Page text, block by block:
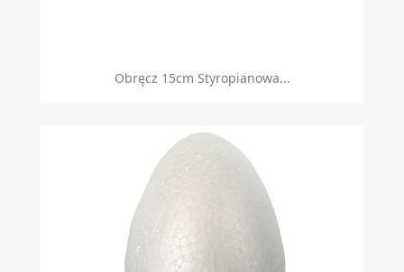
Obręcz 15cm Styropianowa...